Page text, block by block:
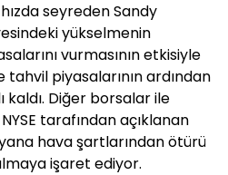
seyreden Sandy
yükselmenin
vurmasının etkisiyle
piyasalarının ardından
kaldı. Diğer borsalar ile
tarafından açıklanan
hava şartlarından ötürü
işaret ediyor.